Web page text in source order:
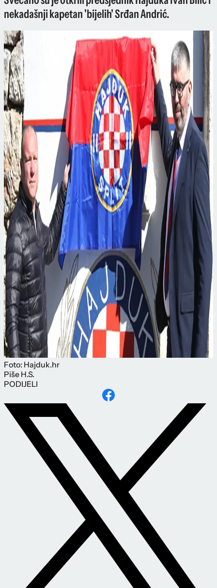
nekadašnji kapetan 'bijelih' Srđan Andrić.
Foto: Hajduk.hr
Piše H.S.
PODIJELI